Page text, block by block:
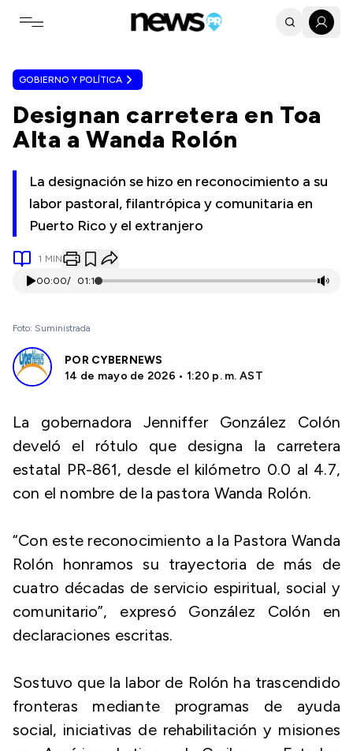
Toggle navigation menu
GOBIERNO Y POLÍTICA
Designan carretera en Toa
Alta a Wanda Rolón
La designación se hizo en reconocimiento a su
labor pastoral, filantrópica y comunitaria en
Puerto Rico y el extranjero
1 MIN
00:00/ 01:11
Foto: Suministrada
POR CYBERNEWS
14 de mayo de 2026 • 1:20 p. m. AST
La gobernadora Jenniffer González Colón
develó el rótulo que designa la carretera
estatal PR-861, desde el kilómetro 0.0 al 4.7,
con el nombre de la pastora Wanda Rolón.
“Con este reconocimiento a la Pastora Wanda
Rolón honramos su trayectoria de más de
cuatro décadas de servicio espiritual, social y
comunitario”, expresó González Colón en
declaraciones escritas.
Sostuvo que la labor de Rolón ha trascendido
fronteras mediante programas de ayuda
social, iniciativas de rehabilitación y misiones